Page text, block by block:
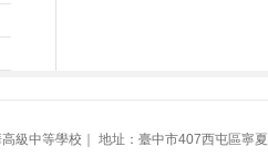
高級中等學校｜ 地址：臺中市407西屯區